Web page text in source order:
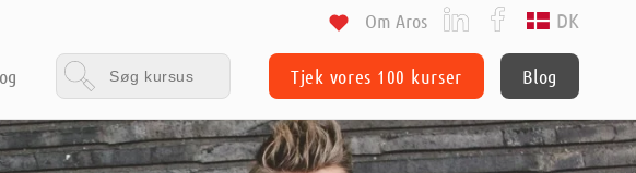
Tjek vores 100 kurser Blog
Om Aros DK